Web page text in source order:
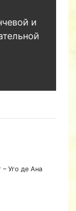
и
Уго де Ана